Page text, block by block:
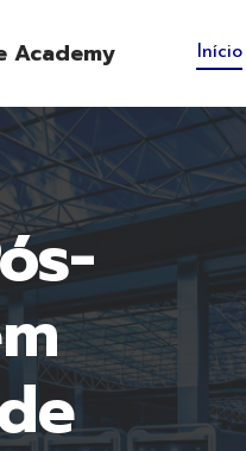
Academy Início